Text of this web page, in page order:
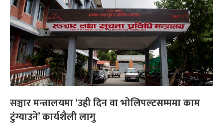
सञ्चार मन्त्रालयमा ‘उही दिन वा भोलिपल्टसम्ममा काम
टुंग्याउने’ कार्यशैली लागु